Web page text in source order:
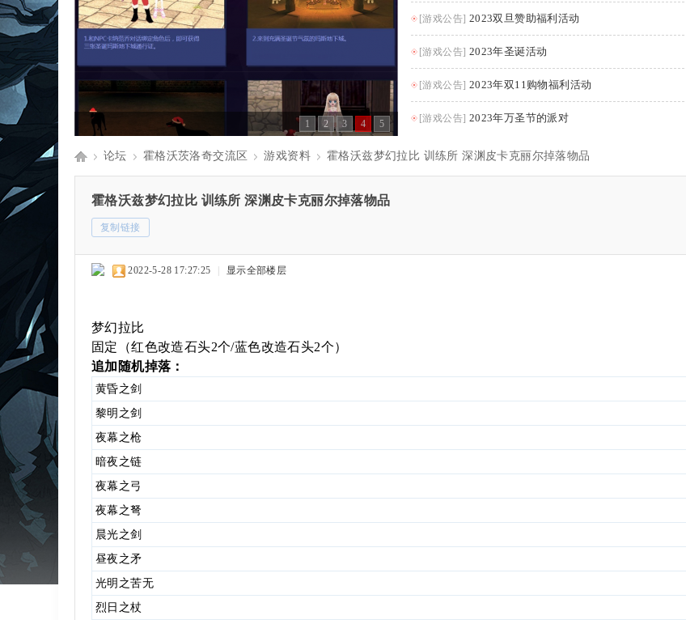
1 2 3 4 5
[游戏公告] 2023双旦赞助福利活动
[游戏公告] 2023年圣诞活动
[游戏公告] 2023年双11购物福利活动
[游戏公告] 2023年万圣节的派对
论坛 霍格沃茨洛奇交流区 游戏资料 霍格沃兹梦幻拉比 训练所 深渊皮卡克丽尔掉落物品
霍格沃兹梦幻拉比 训练所 深渊皮卡克丽尔掉落物品
复制链接
2022-5-28 17:27:25 显示全部楼层
梦幻拉比
固定（红色改造石头2个/蓝色改造石头2个）
追加随机掉落：
黄昏之剑
黎明之剑
夜幕之枪
暗夜之链
夜幕之弓
夜幕之弩
晨光之剑
昼夜之矛
光明之苦无
烈日之杖